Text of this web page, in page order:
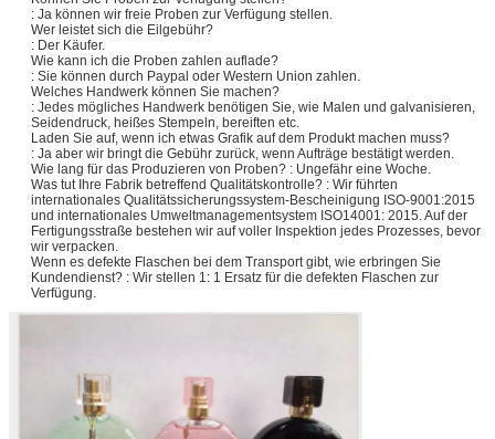
: Ja können wir freie Proben zur Verfügung stellen.
Wer leistet sich die Eilgebühr?
: Der Käufer.
Wie kann ich die Proben zahlen auflade?
: Sie können durch Paypal oder Western Union zahlen.
Welches Handwerk können Sie machen?
: Jedes mögliches Handwerk benötigen Sie, wie Malen und galvanisieren,
Seidendruck, heißes Stempeln, bereiften etc.
Laden Sie auf, wenn ich etwas Grafik auf dem Produkt machen muss?
: Ja aber wir bringt die Gebühr zurück, wenn Aufträge bestätigt werden.
Wie lang für das Produzieren von Proben? : Ungefähr eine Woche.
Was tut Ihre Fabrik betreffend Qualitätskontrolle? : Wir führten
internationales Qualitätssicherungssystem-Bescheinigung ISO-9001:2015
und internationales Umweltmanagementsystem ISO14001: 2015. Auf der
Fertigungsstraße bestehen wir auf voller Inspektion jedes Prozesses, bevor
wir verpacken.
Wenn es defekte Flaschen bei dem Transport gibt, wie erbringen Sie
Kundendienst? : Wir stellen 1: 1 Ersatz für die defekten Flaschen zur
Verfügung.